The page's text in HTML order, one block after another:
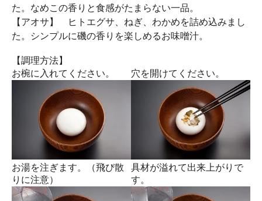
た。なめこの香りと食感がたまらない一品。
【アオサ】
ヒトエグサ、ねぎ、わかめを詰め込みまし
た。シンプルに磯の香りを楽しめるお味噌汁。
【調理方法】
お椀に入れてください。
穴を開けてください。
お湯を注ぎます。（飛び散
りに注意）
具材が溢れて出来上がりで
す。